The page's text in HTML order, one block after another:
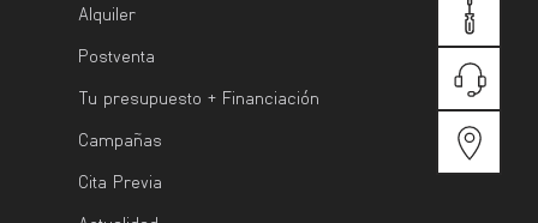
Alquiler
Postventa
Tu presupuesto + Financiación
Campañas
Cita Previa
CITA
PREVIA
TE